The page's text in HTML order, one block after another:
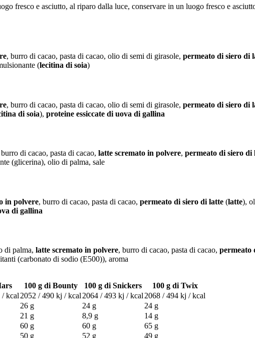
fresco e asciutto, al riparo dalla luce, conservare in un luogo fresco e
, burro di cacao, pasta di cacao, olio di semi di girasole, permeato di siero di
(lecitina di soia)
, burro di cacao, pasta di cacao, olio di semi di girasole, permeato di siero di
di soia), proteine ​​essiccate di uova di gallina
di cacao, pasta di cacao, latte scremato in polvere, permeato di siero di
(glicerina), olio di palma, sale
in polvere, burro di cacao, pasta di cacao, permeato di siero di latte (latte),
di gallina
di palma, latte scremato in polvere, burro di cacao, pasta di cacao, permeato
(carbonato di sodio (E500)), aroma
100 g di Bounty 100 g di Snickers
100 g di Twix
/ kcal 2052 / 490 kj / kcal 2064 / 493 kj / kcal 2068 / 494 kj / kcal
26 g 24 g
24 g
21 g 8,9 g
14 g
60 g 60 g
65 g
50 g 52 g 49 g